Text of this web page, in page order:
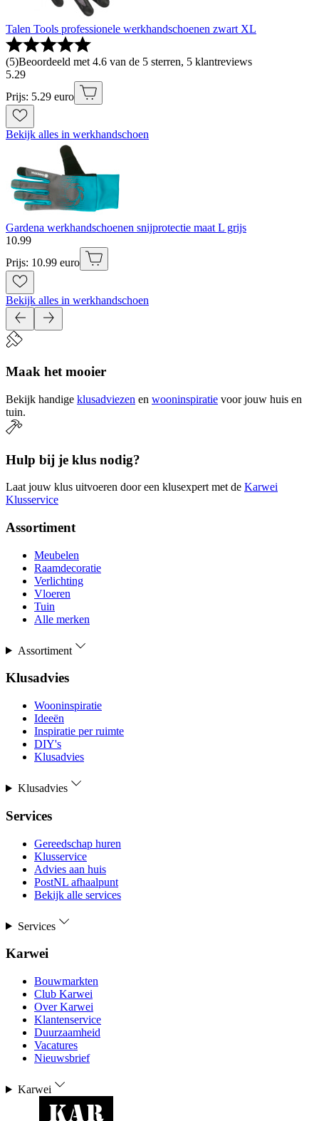
Talen Tools professionele werkhandschoenen zwart XL
(5)Beoordeeld met 4.6 van de 5 sterren, 5 klantreviews
5.29
Prijs: 5.29 euro
Bekijk alles in werkhandschoen
Gardena werkhandschoenen snijprotectie maat L grijs
10.99
Prijs: 10.99 euro
Bekijk alles in werkhandschoen
Maak het mooier
Bekijk handige klusadviezen en wooninspiratie voor jouw huis en
tuin.
Hulp bij je klus nodig?
Laat jouw klus uitvoeren door een klusexpert met de Karwei
Klusservice
Assortiment
Meubelen
Raamdecoratie
Verlichting
Vloeren
Tuin
Alle merken
Assortiment
Klusadvies
Wooninspiratie
Ideeën
Inspiratie per ruimte
DIY's
Klusadvies
Klusadvies
Services
Gereedschap huren
Klusservice
Advies aan huis
PostNL afhaalpunt
Bekijk alle services
Services
Karwei
Bouwmarkten
Club Karwei
Over Karwei
Klantenservice
Duurzaamheid
Vacatures
Nieuwsbrief
Karwei